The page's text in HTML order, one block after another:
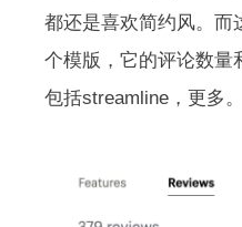
都还是喜欢简约风。而
个模版，它的评论数量
包括streamline，更多。